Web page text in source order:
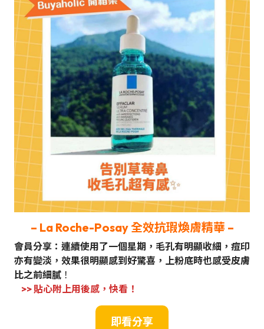
– La Roche-Posay 全效抗瑕煥膚精華 –
會員分享：連續使用了一個星期，毛孔有明顯收細，痘印
亦有變淡，效果很明顯感到好驚喜，上粉底時也感受皮膚
比之前細膩 ！
>> 貼心附上用後感，快看！
即看分享